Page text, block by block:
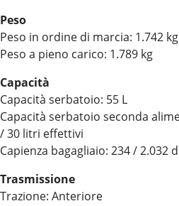
Peso
Peso in ordine di marcia: 1.742 kg
Peso a pieno carico: 1.789 kg
Capacità
Capacità serbatoio: 55 L
Capacità serbatoio seconda
/ 30 litri effettivi
Capienza bagagliaio: 234 / 2.032
Trasmissione
Trazione: Anteriore